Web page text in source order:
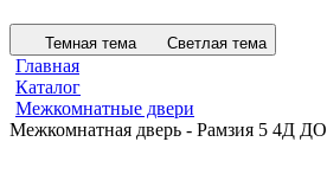
Темная тема Светлая тема
Главная
Каталог
Межкомнатные двери
Межкомнатная дверь - Рамзия 5 4Д ДО